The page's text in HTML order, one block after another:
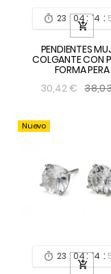
 23 :04: 14 :

PENDIENTES
COLGANTE CON
FORMA PERA
30,42 €
Nuevo
 23 :04: 14 :
